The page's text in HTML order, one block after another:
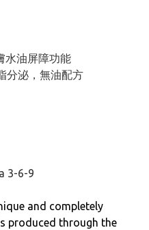
水油屏障功能
分泌，無油配方
3-6-9
and completely
produced through the